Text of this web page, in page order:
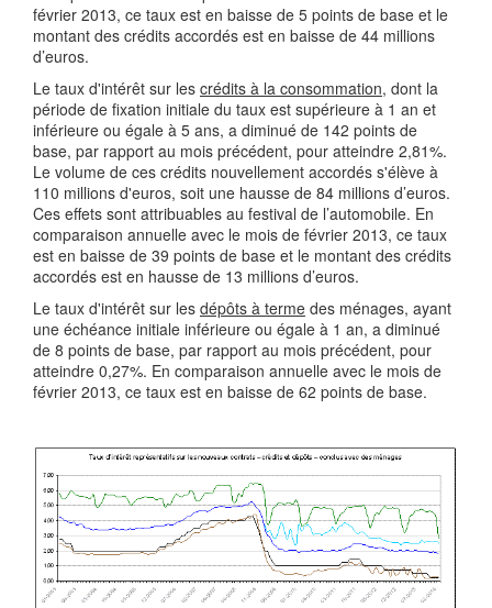
février 2013, ce taux est en baisse de 5 points de base et le
montant des crédits accordés est en baisse de 44 millions
d’euros.
Le taux d'intérêt sur les crédits à la consommation, dont la
période de fixation initiale du taux est supérieure à 1 an et
inférieure ou égale à 5 ans, a diminué de 142 points de
base, par rapport au mois précédent, pour atteindre 2,81%.
Le volume de ces crédits nouvellement accordés s'élève à
110 millions d'euros, soit une hausse de 84 millions d’euros.
Ces effets sont attribuables au festival de l’automobile. En
comparaison annuelle avec le mois de février 2013, ce taux
est en baisse de 39 points de base et le montant des crédits
accordés est en hausse de 13 millions d’euros.
Le taux d'intérêt sur les dépôts à terme des ménages, ayant
une échéance initiale inférieure ou égale à 1 an, a diminué
de 8 points de base, par rapport au mois précédent, pour
atteindre 0,27%. En comparaison annuelle avec le mois de
février 2013, ce taux est en baisse de 62 points de base.